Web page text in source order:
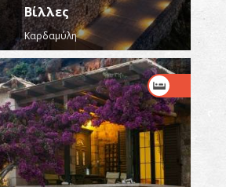
Βίλλες
Καρδαμύλη